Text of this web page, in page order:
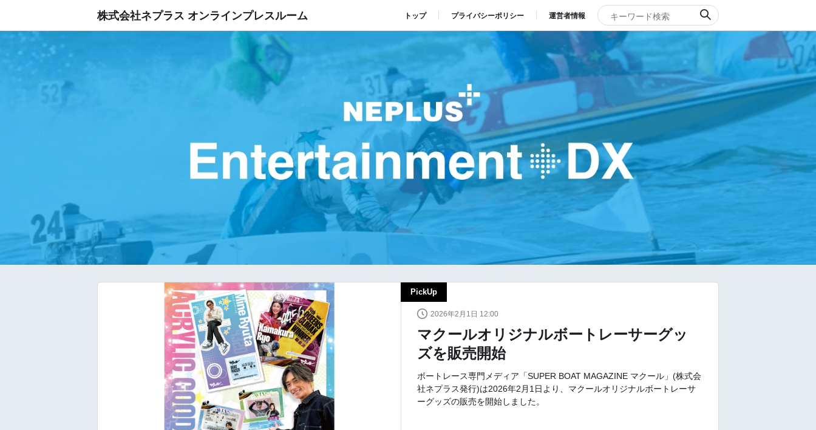
株式会社ネプラス オンラインプレスルーム トップ プライバシーポリシー 運営者情報
PickUp
2026年2月1日 12:00
マクールオリジナルボートレーサーグッ
ズを販売開始
ボートレース専門メディア「SUPER BOAT MAGAZINE マクール」(株式会
社ネプラス発行)は2026年2月1日より、マクールオリジナルボートレーサ
ーグッズの販売を開始しました。